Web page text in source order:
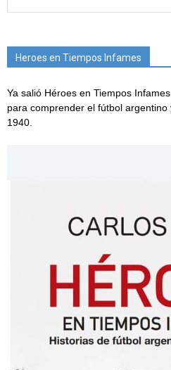
Heroes en Tiempos Infames
Ya salió Héroes en Tiempos
para comprender el fútbol
1940.